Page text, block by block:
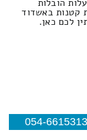
הובלות
קטנות באשדוד
לכם כאן.
054-6615313